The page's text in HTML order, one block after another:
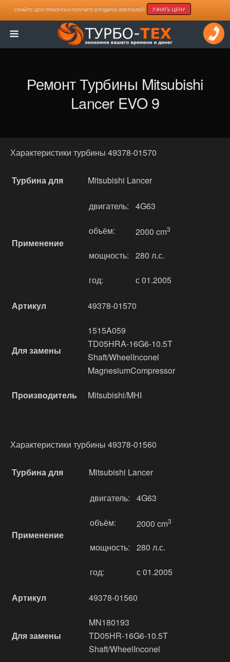
УЗНАЙТЕ ЦЕНУ РЕМОНТА И ПОЛУЧИТЕ В ПОДАРОК 2000 РУБЛЕЙ! УЗНАТЬ ЦЕНУ
Ремонт Турбины Mitsubishi
Lancer EVO 9
Характеристики турбины 49378-01570
Турбина для Mitsubishi Lancer
Применение
двигатель: 4G63
объём: 2000 cm3
мощность: 280 л.с.
год: с 01.2005
Артикул 49378-01570
Для замены
1515A059
TD05HRA-16G6-10.5T
Shaft/WheelInconel
MagnesiumCompressor
Производитель Mitsubishi/MHI
Характеристики турбины 49378-01560
Турбина для Mitsubishi Lancer
Применение
двигатель: 4G63
объём: 2000 cm3
мощность: 280 л.с.
год: с 01.2005
Артикул 49378-01560
Для замены
MN180193
TD05HR-16G6-10.5T
Shaft/WheelInconel